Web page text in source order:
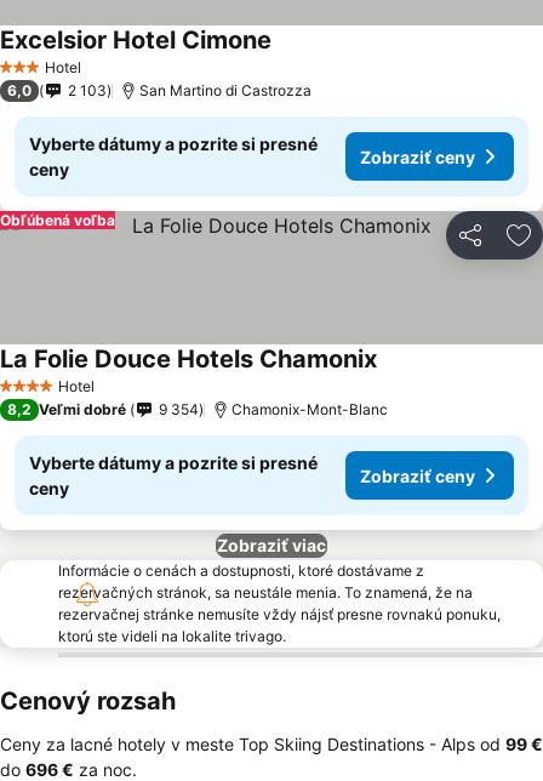
3 Počet hviezdičiek
Hotel
Excelsior Hotel Cimone
6,0 2 103 San Martino di Castrozza
Vyberte dátumy a pozrite si presné
ceny
Zobraziť ceny
Zdieľať
Obľúbená voľba
4 Počet hviezdičiek
Hotel
La Folie Douce Hotels ChamonixZobraziť ceny
8,2 Veľmi dobré 9 354 Chamonix-Mont-Blanc
Vyberte dátumy a pozrite si presné
ceny
Zobraziť ceny
Zobraziť viac
Informácie o cenách a dostupnosti, ktoré dostávame z
rezervačných stránok, sa neustále menia. To znamená, že na
rezervačnej stránke nemusíte vždy nájsť presne rovnakú ponuku,
ktorú ste videli na lokalite trivago.
Cenový rozsah
Ceny za lacné hotely v meste Top Skiing Destinations - Alps od ‎99 €
do ‎696 € za noc.